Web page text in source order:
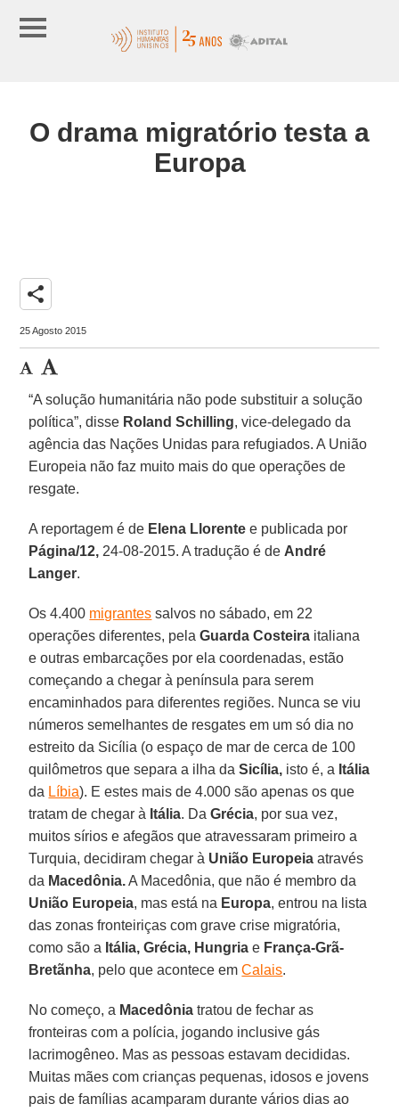
O drama migratório testa a
Europa
share
25 Agosto 2015
“A solução humanitária não pode substituir a solução
política”, disse Roland Schilling, vice-delegado da
agência das Nações Unidas para refugiados. A União
Europeia não faz muito mais do que operações de
resgate.
A reportagem é de Elena Llorente e publicada por
Página/12, 24-08-2015. A tradução é de André
Langer.
Os 4.400 migrantes salvos no sábado, em 22
operações diferentes, pelaGuarda Costeira italiana
e outras embarcações por ela coordenadas, estão
começando a chegar à península para serem
encaminhados para diferentes regiões. Nunca se viu
números semelhantes de resgates em um só dia no
estreito da Sicília (o espaço de mar de cerca de 100
quilômetros que separa a ilha daSicília, isto é, a Itália
da Líbia). E estes mais de 4.000 são apenas os que
tratam de chegar à Itália. DaGrécia, por sua vez,
muitos sírios e afegãos que atravessaram primeiro a
Turquia, decidiram chegar à União Europeia através
da Macedônia.A Macedônia, que não é membro da
União Europeia, mas está na Europa, entrou na lista
das zonas fronteiriças com grave crise migratória,
como são a Itália, Grécia, Hungria e França-Grã-
Bretãnha, pelo que acontece emCalais.
No começo, a Macedônia tratou de fechar as
fronteiras com a polícia, jogando inclusive gás
lacrimogêneo. Mas as pessoas estavam decididas.
Muitas mães com crianças pequenas, idosos e jovens
pais de famílias acamparam durante vários dias ao